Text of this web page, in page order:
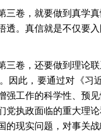
三卷，就要做到真学
透。真信就是不仅要
三卷，还要做到理论
因此，要通过对《
强工作的科学性、预
党执政面临的重大理
的现实问题，对事关